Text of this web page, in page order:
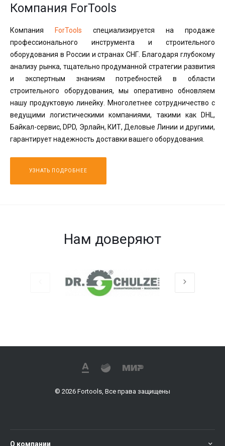
Компания ForTools
Компания ForTools специализируется на продаже
профессионального инструмента и строительного
оборудования в России и странах СНГ. Благодаря глубокому
анализу рынка, тщательно продуманной стратегии развития
и экспертным знаниям потребностей в области
строительного оборудования, мы оперативно обновляем
нашу продуктовую линейку. Многолетнее сотрудничество с
ведущими логистическими компаниями, такими как DHL,
Байкал-сервис, DPD, Эрлайн, КИТ, Деловые Линии и другими,
гарантирует надежность доставки вашего оборудования.
УЗНАТЬ ПОДРОБНЕЕ
Нам доверяют
© 2026 Fortools, Все права защищены
О компании